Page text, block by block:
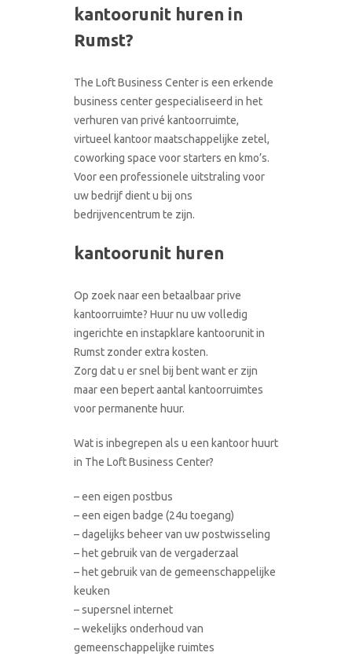
CONTACT
kantoorunit huren in
Rumst?
The Loft Business Center is een erkende
business center gespecialiseerd in het
verhuren van privé kantoorruimte,
virtueel kantoor maatschappelijke zetel,
coworking space voor starters en kmo’s.
Voor een professionele uitstraling voor
uw bedrijf dient u bij ons
bedrijvencentrum te zijn.
kantoorunit huren
Op zoek naar een betaalbaar prive
kantoorruimte? Huur nu uw volledig
ingerichte en instapklare kantoorunit in
Rumst zonder extra kosten.
Zorg dat u er snel bij bent want er zijn
maar een bepert aantal kantoorruimtes
voor permanente huur.
Wat is inbegrepen als u een kantoor huurt
in The Loft Business Center?
– een eigen postbus
– een eigen badge (24u toegang)
– dagelijks beheer van uw postwisseling
– het gebruik van de vergaderzaal
– het gebruik van de gemeenschappelijke
keuken
– supersnel internet
– wekelijks onderhoud van
gemeenschappelijke ruimtes